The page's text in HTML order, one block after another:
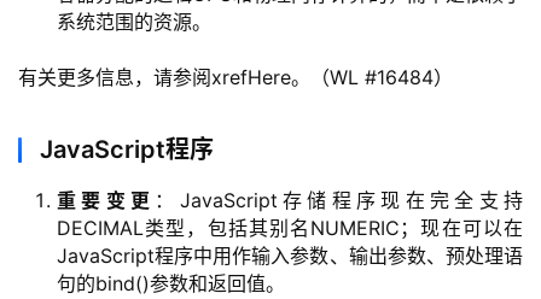
系统范围的资源。
有关更多信息，请参阅xrefHere。（WL #16484）
JavaScript程序
重要变更 ：JavaScript存储程序现在完全支持
DECIMAL类型，包括其别名NUMERIC；现在可以在
JavaScript程序中用作输入参数、输出参数、预处理语
句的bind()参数和返回值。